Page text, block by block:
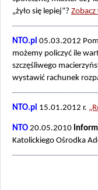
„żyło się lepiej”?
NTO.pl 05.03.2012
możemy policzyć ile
szczęśliwego
wystawić rachunek
NTO.pl 15.01.2012 r.
NTO 20.05.2010
Katolickiego Ośrodka